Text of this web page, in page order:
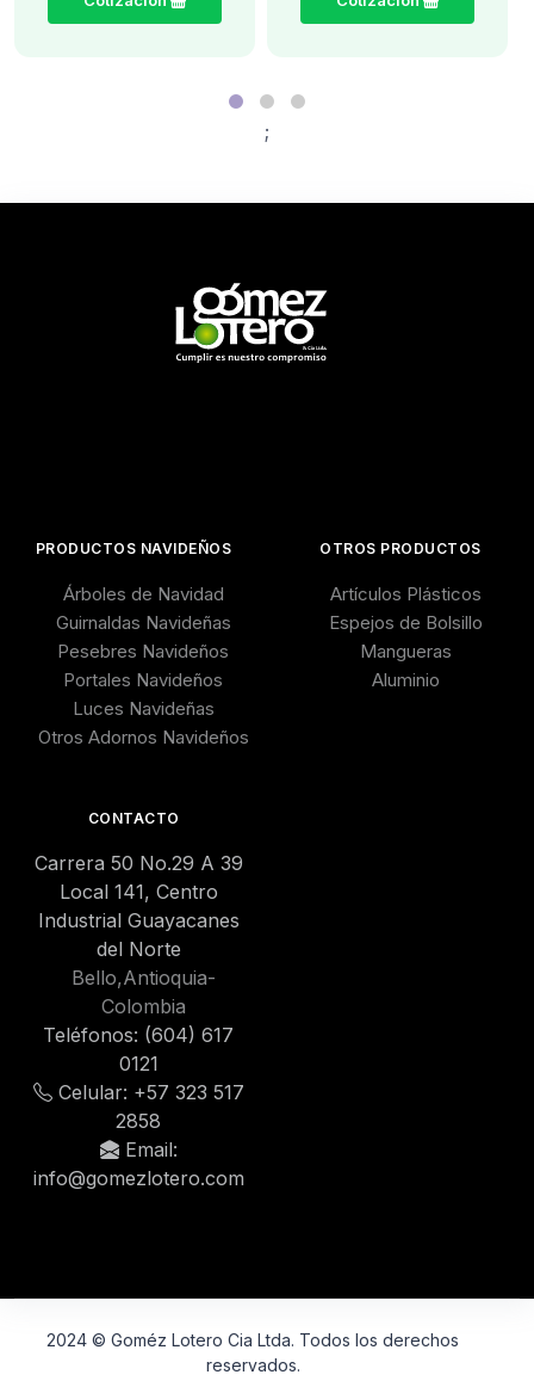
;
PRODUCTOS NAVIDEÑOS
Árboles de Navidad
Guirnaldas Navideñas
Pesebres Navideños
Portales Navideños
Luces Navideñas
Otros Adornos Navideños
OTROS PRODUCTOS
Artículos Plásticos
Espejos de Bolsillo
Mangueras
Aluminio
CONTACTO
Carrera 50 No.29 A 39
Local 141, Centro
Industrial Guayacanes
del Norte
Bello,Antioquia-
Colombia
Teléfonos: (604) 617
0121
Celular: +57 323 517
2858
Email:
info@gomezlotero.com
2024 © Goméz Lotero Cia Ltda. Todos los derechos
reservados.